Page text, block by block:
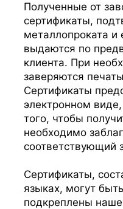
Полученные от
сертификаты,
металлопроката и
выдаются по
клиента. При
заверяются
Сертификаты
электронном
того, чтобы
необходимо
соответствующий
Сертификаты,
языках, могут
подкреплены